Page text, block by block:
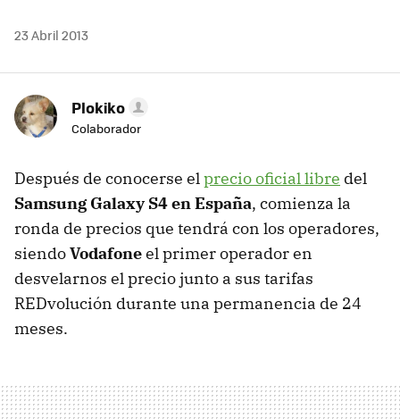
23 Abril 2013
Plokiko
Colaborador
Después de conocerse elprecio oficial libre del
Samsung Galaxy S4 en España, comienza la
ronda de precios que tendrá con los operadores,
siendoVodafoneel primer operador en
desvelarnos el precio junto a sus tarifas
REDvolución durante una permanencia de 24
meses.